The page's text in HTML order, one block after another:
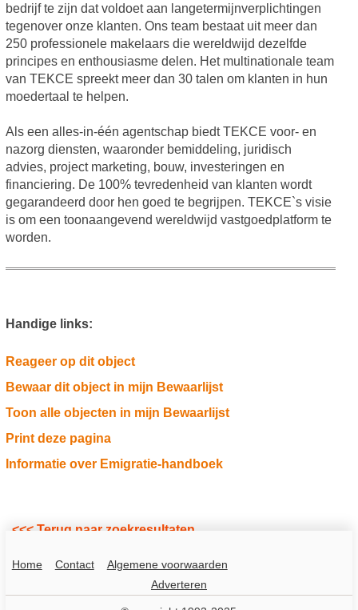
bedrijf te zijn dat voldoet aan langetermijnverplichtingen
tegenover onze klanten. Ons team bestaat uit meer dan
250 professionele makelaars die wereldwijd dezelfde
principes en enthousiasme delen. Het multinationale team
van TEKCE spreekt meer dan 30 talen om klanten in hun
moedertaal te helpen.
Als een alles-in-één agentschap biedt TEKCE voor- en
nazorg diensten, waaronder bemiddeling, juridisch
advies, project marketing, bouw, investeringen en
financiering. De 100% tevredenheid van klanten wordt
gegarandeerd door hen goed te begrijpen. TEKCE`s visie
is om een toonaangevend wereldwijd vastgoedplatform te
worden.
Handige links:
Reageer op dit object
Bewaar dit object in mijn Bewaarlijst
Toon alle objecten in mijn Bewaarlijst
Print deze pagina
Informatie over Emigratie-handboek
<<< Terug naar zoekresultaten
Home Contact
Algemene voorwaarden
Adverteren